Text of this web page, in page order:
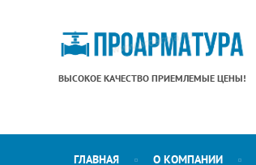
ВЫСОКОЕ КАЧЕСТВО ПРИЕМЛЕМЫЕ ЦЕНЫ!
ГЛАВНАЯ О КОМПАНИИ